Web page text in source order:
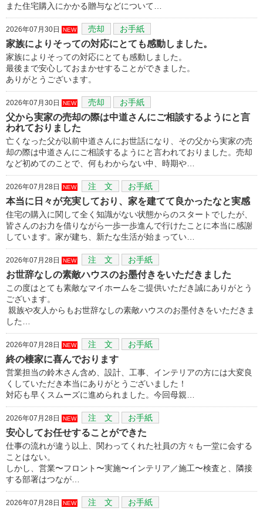
また住宅購入にかかる贈与などについて…
2026年07月30日 NEW 売却 お手紙
家族によりそっての対応にとても感動しました。
家族によりそっての対応にとても感動しました。
最後まで安心しておまかせすることができました。
ありがとうございます。
2026年07月30日 NEW 売却 お手紙
父から実家の売却の際は中道さんにご相談するようにと言
われておりました
亡くなった父が以前中道さんにお世話になり、その父から実家の売
却の際は中道さんにご相談するようにと言われておりました。売却
など初めてのことで、何もわからない中、時期や…
2026年07月28日 NEW 注 文 お手紙
本当に日々が充実しており、家を建てて良かったなと実感
住宅の購入に関して全く知識がない状態からのスタートでしたが、
皆さんのお力を借りながら一歩一歩進んで行けたことに本当に感謝
しています。家が建ち、新たな生活が始まってい…
2026年07月28日 NEW 注 文 お手紙
お世辞なしの素敵ハウスのお墨付きをいただきました
この度はとても素敵なマイホームをご提供いただき誠にありがとう
ございます。
親族や友人からもお世辞なしの素敵ハウスのお墨付きをいただきま
した…
2026年07月28日 NEW 注 文 お手紙
終の棲家に喜んでおります
営業担当の鈴木さん含め、設計、工事、インテリアの方には大変良
くしていただき本当にありがとうございました！
対応も早くスムーズに進められました。今回母親…
2026年07月28日 NEW 注 文 お手紙
安心してお任せすることができた
仕事の流れが違う以上、関わってくれた社員の方々も一堂に会する
ことはない。
しかし、営業〜フロント〜実施〜インテリア／施工〜検査と、隣接
する部署はつなが…
2026年07月28日 NEW 注 文 お手紙